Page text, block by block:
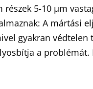
5-10 µm
A mártási
gyakran védtelen
a problémát.